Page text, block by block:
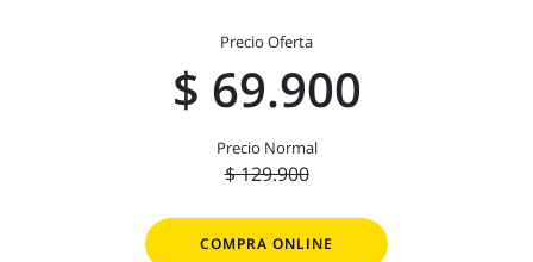
Precio Oferta
$ 69.900
Precio Normal
$ 129.900
COMPRA ONLINE